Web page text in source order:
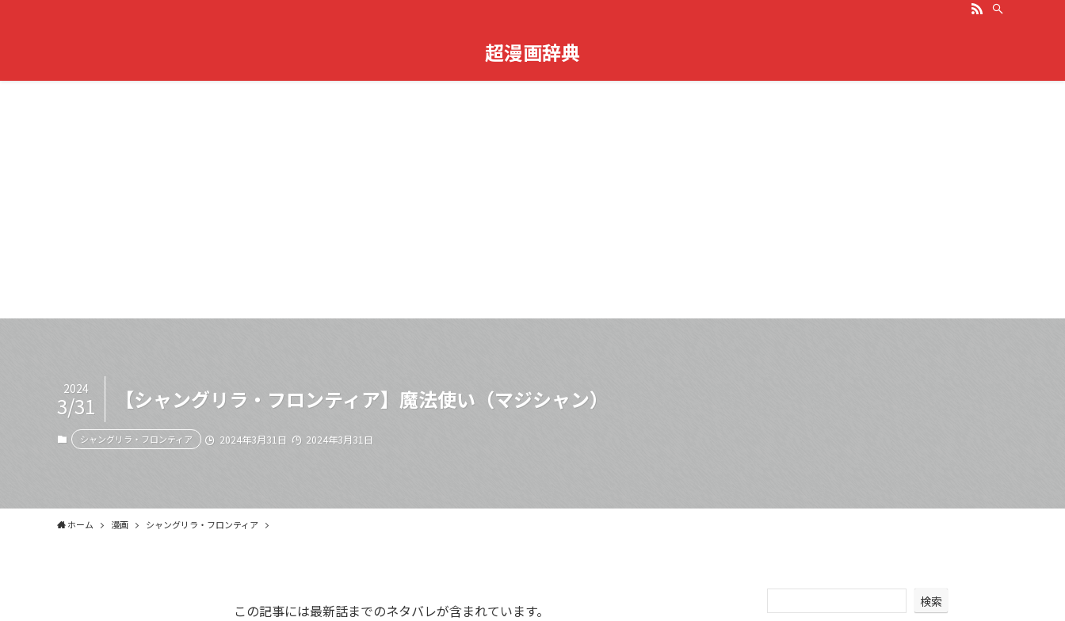
超漫画辞典
【シャングリラ・フロンティア】魔法使い（マジシャン）
2024
3/31
シャングリラ・フロンティア 2024年3月31日 2024年3月31日
ホーム 漫画 シャングリラ・フロンティア
この記事には最新話までのネタバレが含まれています。
検索